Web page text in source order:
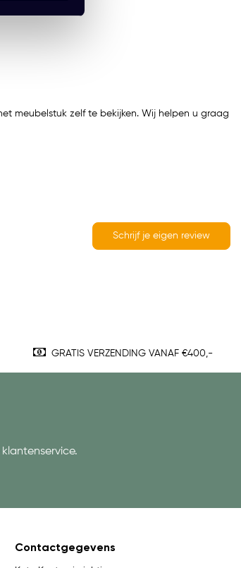
meubelstuk zelf te bekijken. Wij helpen u graag
Schrijf je eigen review
GRATIS VERZENDING VANAF €400,-
Contactgegevens